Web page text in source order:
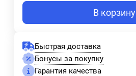
В корзину
Быстрая доставка
Бонусы за покупку
Гарантия качества